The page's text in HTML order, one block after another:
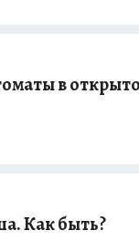
в
Как быть?